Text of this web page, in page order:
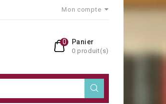
Mon compte
Panier
0 produit(s)
0